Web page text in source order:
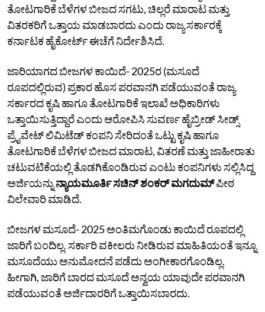
ತೋಟಗಾರಿಕೆ ಬೆಳೆಗಳ ಬೀಜದ ಸಗಟು, ಚಿಲ್ಲರೆ ಮಾರಾಟ ಮತ್ತು
ವಿತರಕರಿಗೆ ಒತ್ತಾಯ ಮಾಡಬಾರದು ಎಂದು ರಾಜ್ಯ ಸರ್ಕಾರಕ್ಕೆ
ಕರ್ನಾಟಕ ಹೈಕೋರ್ಟ್‌ ಈಚೆಗೆ ನಿರ್ದೇಶಿಸಿದೆ.
ಜಾರಿಯಾಗದ ಬೀಜಗಳ ಕಾಯಿದೆ- 2025ರ (ಮಸೂದೆ
ರೂಪದಲ್ಲಿರುವ) ಪ್ರಕಾರ ಹೊಸ ಪರವಾನಗಿ ಪಡೆಯುವಂತೆ ರಾಜ್ಯ
ಸರ್ಕಾರದ ಕೃಷಿ ಹಾಗೂ ತೋಟಗಾರಿಕೆ ಇಲಾಖೆ ಅಧಿಕಾರಿಗಳು
ಒತ್ತಾಯಿಸುತ್ತಿದ್ದಾರೆ ಎಂದು ಆರೋಪಿಸಿ ಸುವರ್ಣ ಹೈಬ್ರೀಡ್‌ ಸೀಡ್ಸ್‌
ಪ್ರೈವೇಟ್‌ ಲಿಮಿಟೆಡ್‌ ಕಂಪನಿ ಸೇರಿದಂತೆ ಒಟ್ಟು ಕೃಷಿ ಹಾಗೂ
ತೋಟಗಾರಿಕೆ ಬೆಳೆಗಳ ಬೀಜದ ಮಾರಾಟ, ವಿತರಣೆ ಮತ್ತು ಜಾಹೀರಾತು
ಚಟುವಟಿಕೆಯಲ್ಲಿ ತೊಡಗಿಕೊಂಡಿರುವ ಎಂಟು ಕಂಪನಿಗಳು ಸಲ್ಲಿಸಿದ್ದ
ಅರ್ಜಿಯನ್ನುನ್ಯಾಯಮೂರ್ತಿ ಸಚಿನ್‌ ಶಂಕರ್‌ ಮಗದುಮ್ಪೀಠ
ವಿಲೇವಾರಿ ಮಾಡಿದೆ.
ಬೀಜಗಳ ಮಸೂದೆ- 2025 ಅಂತಿಮಗೊಂಡು ಕಾಯಿದೆ ರೂಪದಲ್ಲಿ
ಜಾರಿಗೆ ಬಂದಿಲ್ಲ.‌ ಸರ್ಕಾರಿ ವಕೀಲರು ನೀಡಿರುವ ಮಾಹಿತಿಯಂತೆ ಇನ್ನೂ
ಮಸೂದೆಯು ಅನುಮೋದನೆ ಪಡೆದು ಅಂಗೀಕಾರಗೊಂಡಿಲ್ಲ.
ಹೀಗಾಗಿ, ಜಾರಿಗೆ ಬಾರದ ಮಸೂದೆ ಅನ್ವಯ ಯಾವುದೇ ಪರವಾನಗಿ
ಪಡೆಯುವಂತೆ ಅರ್ಜಿದಾರರಿಗೆ ಒತ್ತಾಯಿಸಬಾರದು.‌